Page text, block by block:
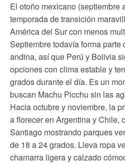
El otoño mexicano (septiembre
temporada de transición
América del Sur con menos
Septiembre todavía forma parte
andina, así que Perú y Bolivia
opciones con clima estable y
grados durante el día. Es un
buscan Machu Picchu sin las
Hacia octubre y noviembre, la
a florecer en Argentina y Chile,
Santiago mostrando parques
de 18 a 24 grados. Lleva ropa
chamarra ligera y calzado